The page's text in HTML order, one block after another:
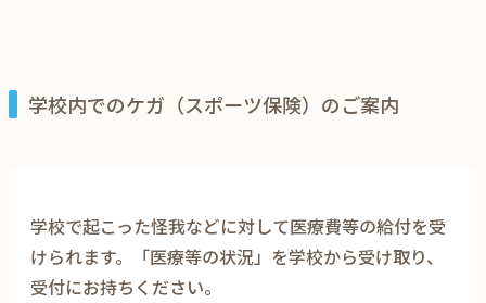
学校内でのケガ（スポーツ保険）のご案内
学校で起こった怪我などに対して医療費等の給付を受
けられます。「医療等の状況」を学校から受け取り、
受付にお持ちください。